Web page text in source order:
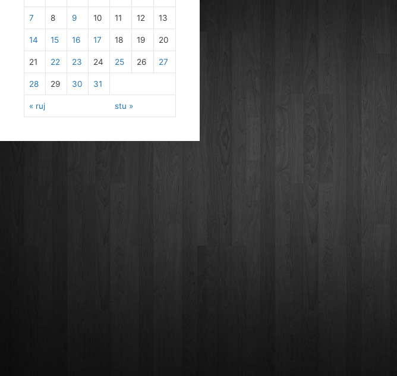
« ruj stu »
7 8 9 10 11 12 13
14 15 16 17 18 19 20
21 22 23 24 25 26 27
28 29 30 31